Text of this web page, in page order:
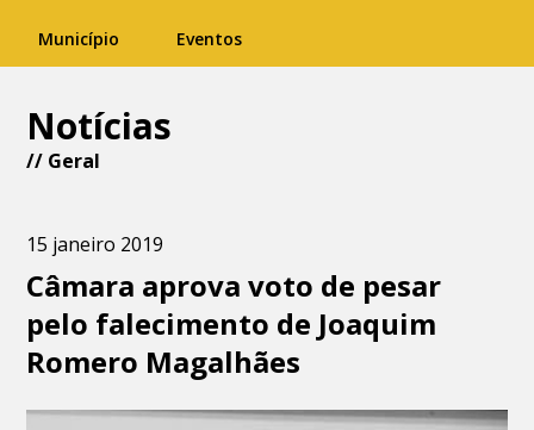
Município Eventos
Notícias
// Geral
15 janeiro 2019
Câmara aprova voto de pesar
pelo falecimento de Joaquim
Romero Magalhães